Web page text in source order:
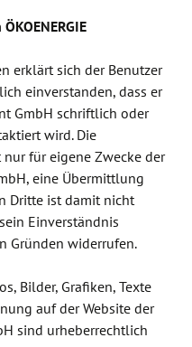
erklärt sich der Benutzer
einverstanden, dass er
GmbH schriftlich oder
wird. Die
für eigene Zwecke der
eine Übermittlung
Dritte ist damit nicht
Einverständnis
Gründen widerrufen.
Bilder, Grafiken, Texte
auf der Website der
sind urheberrechtlich